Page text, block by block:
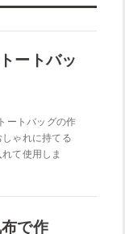
ートバッ
ートバッグの作
ゃれに持てる
て使用しま
で作